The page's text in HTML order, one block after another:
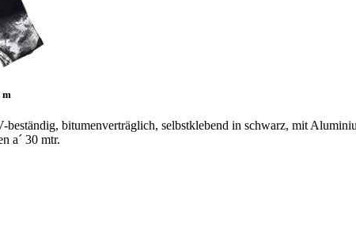
m
bitumenverträglich, selbstklebend in schwarz, mit
a´ 30 mtr.